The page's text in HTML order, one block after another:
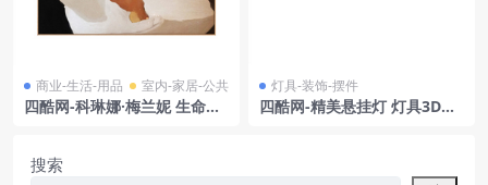
商业-生活-用品 室内-家居-公共
四酷网-科琳娜·梅兰妮 生命山
灯具-装饰-摆件
四酷网-精美悬挂灯 灯具3D模
搜索